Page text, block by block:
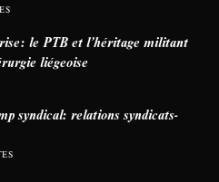
le PTB et l’héritage militant
liégeoise
syndical: relations syndicats-